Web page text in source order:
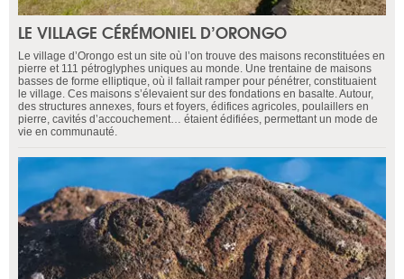
LE VILLAGE CÉRÉMONIEL D’ORONGO
Le village d’Orongo est un site où l’on trouve des maisons reconstituées en
pierre et 111 pétroglyphes uniques au monde. Une trentaine de maisons
basses de forme elliptique, où il fallait ramper pour pénétrer, constituaient
le village. Ces maisons s’élevaient sur des fondations en basalte. Autour,
des structures annexes, fours et foyers, édifices agricoles, poulaillers en
pierre, cavités d’accouchement… étaient édifiées, permettant un mode de
vie en communauté.